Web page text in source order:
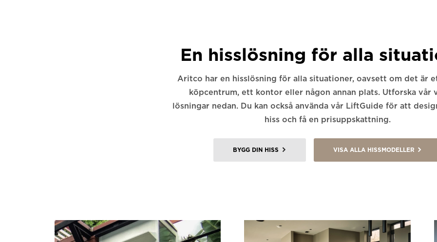
En hisslösning för alla
Aritco har en hisslösning för alla situationer, oavsett om det är
köpcentrum, ett kontor eller någon annan plats. Utforska vår
lösningar nedan. Du kan också använda vår LiftGuide för att
hiss och få en prisuppskattning.
BYGG DIN HISS VISA ALLA HISSMODELLER